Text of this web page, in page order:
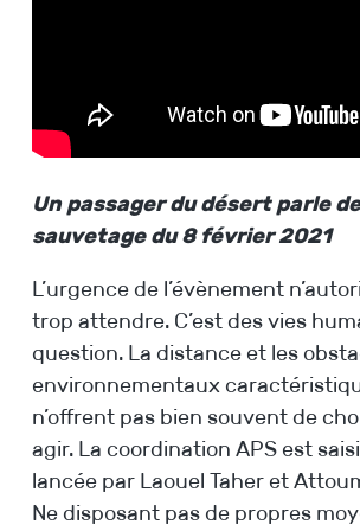
Un passager du désert parle
sauvetage du 8 février 2021
L’urgence de l’évènement
trop attendre. C’est des vies
question. La distance et les
environnementaux
n’offrent pas bien souvent de
agir. La coordination APS est
lancée par Laouel Taher et
Ne disposant pas de propres